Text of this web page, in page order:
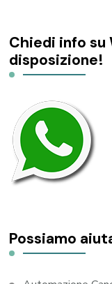
Chiedi info su
disposizione!
Possiamo